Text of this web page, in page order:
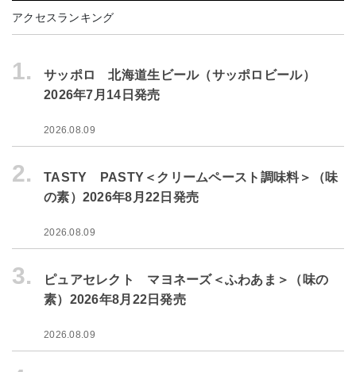
アクセスランキング
1.
サッポロ 北海道生ビール（サッポロビール）
2026年7月14日発売
2026.08.09
2.
TASTY PASTY＜クリームペースト調味料＞（味
の素）2026年8月22日発売
2026.08.09
3.
ピュアセレクト マヨネーズ＜ふわあま＞（味の
素）2026年8月22日発売
2026.08.09